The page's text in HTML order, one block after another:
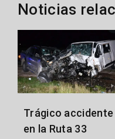
Noticias
Trágico accidente
en la Ruta 33